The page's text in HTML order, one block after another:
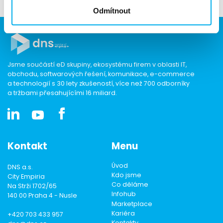
Odmítnout
Jsme součástí eD skupiny, ekosystému firem v oblasti IT,
obchodu, softwarových řešení, komunikace, e-commerce
a technologií s 30 lety zkušeností, více než 700 odborníky
a tržbami přesahujícími 16 miliard.
Kontakt
DNS a.s.
City Empiria
Na Strži 1702/65
140 00 Praha 4 - Nusle
+420 703 433 957
Menu
Úvod
Kdo jsme
Co děláme
Infohub
Marketplace
Kariéra